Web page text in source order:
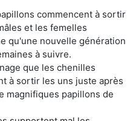
commencent à sortir
et les femelles
qu'une nouvelle génération
à suivre.
que les chenilles
à sortir les uns juste après
magnifiques papillons de